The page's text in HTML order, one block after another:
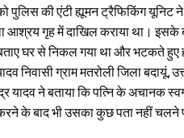
पुलिस की एंटी ह्यूमन ट्रैफिकिंग यूनिट
गृह में दाखिल कराया था।
घर से निकल गया था और भटकते हुए
निवासी ग्राम मतरोली जिला बदायूं,
ने बताया कि पत्नि के अचानक
के बाद भी उसका कुछ पता नहीं चलने